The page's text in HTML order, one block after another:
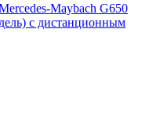
Maybach G650
с дистанционным